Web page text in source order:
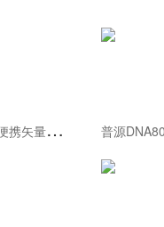
普
源DNA814便携矢量网络分析仪